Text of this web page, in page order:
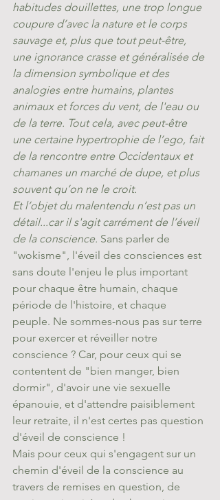
habitudes douillettes, une trop longue
coupure d’avec la nature et le corps
sauvage et, plus que tout peut-être,
une ignorance crasse et généralisée de
la dimension symbolique et des
analogies entre humains, plantes
animaux et forces du vent, de l'eau ou
de la terre. Tout cela, avec peut-être
une certaine hypertrophie de l’ego, fait
de la rencontre entre Occidentaux et
chamanes un marché de dupe, et plus
souvent qu’on ne le croit.
Et l’objet du malentendu n’est pas un
détail...car il s'agit carrément de l’éveil
de la conscience. Sans parler de
"wokisme", l'éveil des consciences est
sans doute l'enjeu le plus important
pour chaque être humain, chaque
période de l'histoire, et chaque
peuple. Ne sommes-nous pas sur terre
pour exercer et réveiller notre
conscience ? Car, pour ceux qui se
contentent de "bien manger, bien
dormir", d'avoir une vie sexuelle
épanouie, et d'attendre paisiblement
leur retraite, il n'est certes pas question
d'éveil de conscience !
Mais pour ceux qui s'engagent sur un
chemin d'éveil de la conscience au
travers de remises en question, de